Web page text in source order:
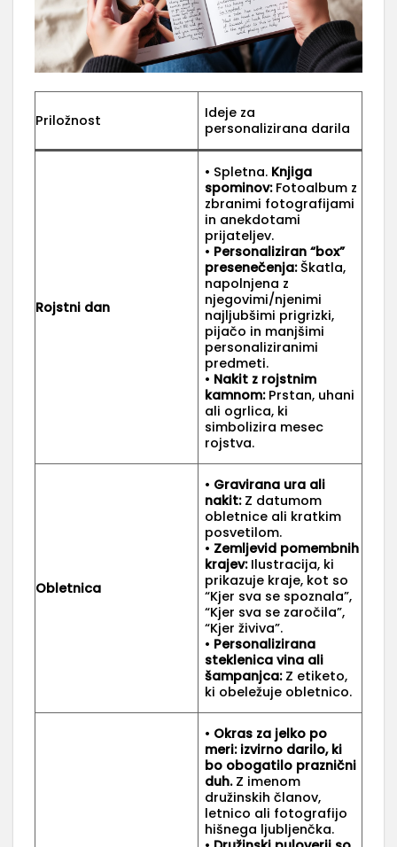
Priložnost
Ideje za
personalizirana darila
Rojstni dan
• Spletna. Knjiga
spominov:Fotoalbum z
zbranimi fotografijami
in anekdotami
prijateljev.
• Personaliziran “box”
presenečenja:Škatla,
napolnjena z
njegovimi/njenimi
najljubšimi prigrizki,
pijačo in manjšimi
personaliziranimi
predmeti.
• Nakit z rojstnim
kamnom:Prstan, uhani
ali ogrlica, ki
simbolizira mesec
rojstva.
Obletnica
• Gravirana ura ali
nakit:Z datumom
obletnice ali kratkim
posvetilom.
• Zemljevid pomembnih
krajev:Ilustracija, ki
prikazuje kraje, kot so
“Kjer sva se spoznala”,
“Kjer sva se zaročila”,
“Kjer živiva”.
• Personalizirana
steklenica vina ali
šampanjca:Z etiketo,
ki obeležuje obletnico.
• Okras za jelko po
meri: izvirno darilo, ki
bo obogatilo praznični
duh.Z imenom
družinskih članov,
letnico ali fotografijo
hišnega ljubljenčka.